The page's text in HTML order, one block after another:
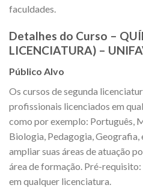
faculdades.
Detalhes do Curso –
LICENCIATURA) –
Público Alvo
Os cursos de segunda
profissionais licenciados em
como por exemplo: Português,
Biologia, Pedagogia, Geografia,
ampliar suas áreas de atuação
área de formação. Pré-
em qualquer licenciatura.